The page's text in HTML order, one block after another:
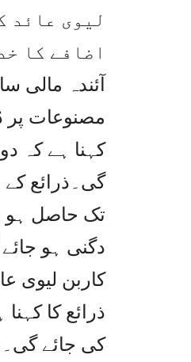
لیوی عائد
اضافے کا
مصنوعات پر
دگنی ہو
کاربن لیوی
ذرائع کا
کی جائے گی۔